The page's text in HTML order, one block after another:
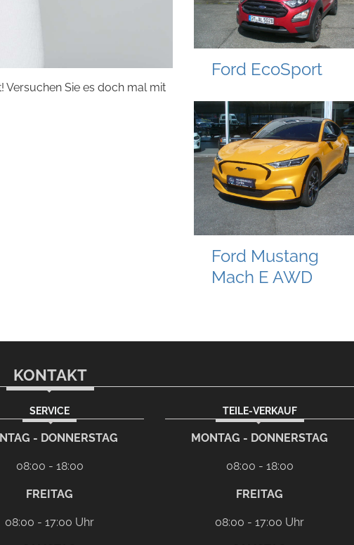
Versuchen Sie es doch mal mit
Ford EcoSport
Ford Mustang
Mach E AWD
KONTAKT
SERVICE
- DONNERSTAG
08:00 - 18:00
FREITAG
08:00 - 17:00 Uhr
TEILE-VERKAUF
MONTAG - DONNERSTAG
08:00 - 18:00
FREITAG
08:00 - 17:00 Uhr